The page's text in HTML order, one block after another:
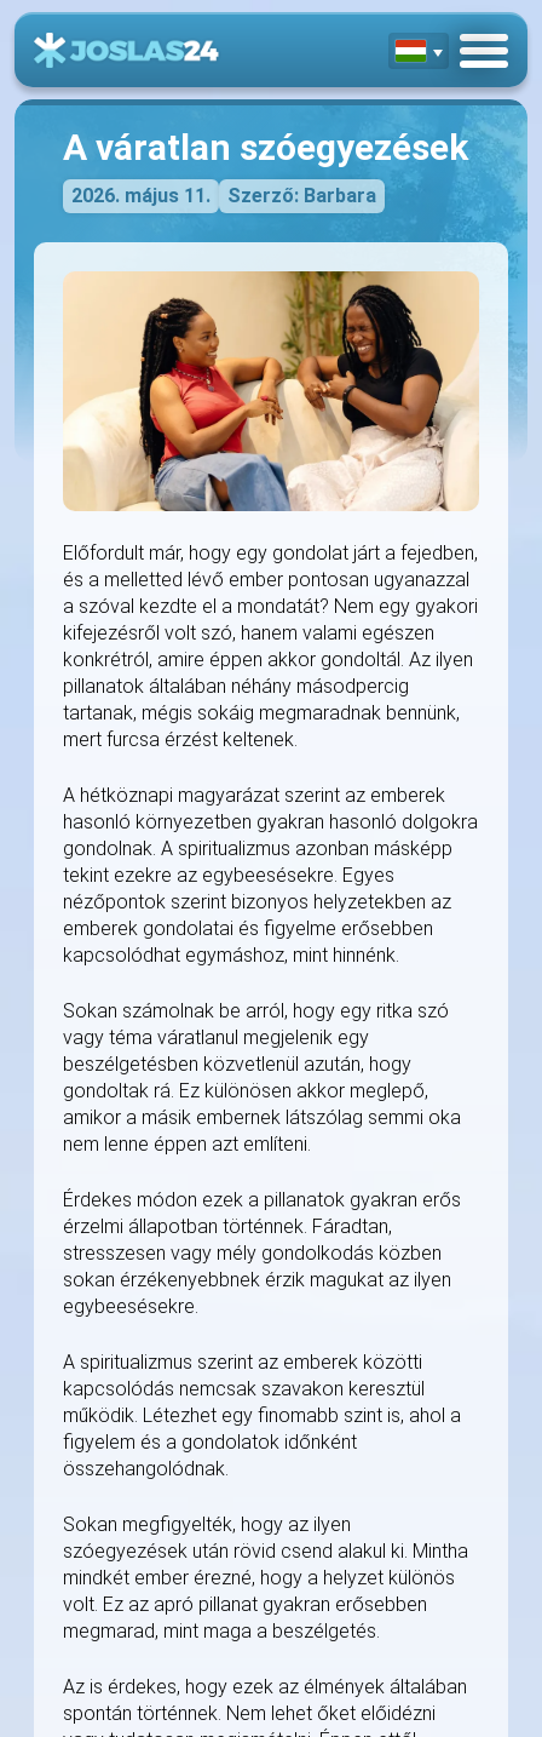
A váratlan szóegyezések
2026. május 11. Szerző: Barbara
Előfordult már, hogy egy gondolat járt a fejedben,
és a melletted lévő ember pontosan ugyanazzal
a szóval kezdte el a mondatát? Nem egy gyakori
kifejezésről volt szó, hanem valami egészen
konkrétról, amire éppen akkor gondoltál. Az ilyen
pillanatok általában néhány másodpercig
tartanak, mégis sokáig megmaradnak bennünk,
mert furcsa érzést keltenek.
A hétköznapi magyarázat szerint az emberek
hasonló környezetben gyakran hasonló dolgokra
gondolnak. A spiritualizmus azonban másképp
tekint ezekre az egybeesésekre. Egyes
nézőpontok szerint bizonyos helyzetekben az
emberek gondolatai és figyelme erősebben
kapcsolódhat egymáshoz, mint hinnénk.
Sokan számolnak be arról, hogy egy ritka szó
vagy téma váratlanul megjelenik egy
beszélgetésben közvetlenül azután, hogy
gondoltak rá. Ez különösen akkor meglepő,
amikor a másik embernek látszólag semmi oka
nem lenne éppen azt említeni.
Érdekes módon ezek a pillanatok gyakran erős
érzelmi állapotban történnek. Fáradtan,
stresszesen vagy mély gondolkodás közben
sokan érzékenyebbnek érzik magukat az ilyen
egybeesésekre.
A spiritualizmus szerint az emberek közötti
kapcsolódás nemcsak szavakon keresztül
működik. Létezhet egy finomabb szint is, ahol a
figyelem és a gondolatok időnként
összehangolódnak.
Sokan megfigyelték, hogy az ilyen
szóegyezések után rövid csend alakul ki. Mintha
mindkét ember érezné, hogy a helyzet különös
volt. Ez az apró pillanat gyakran erősebben
megmarad, mint maga a beszélgetés.
Az is érdekes, hogy ezek az élmények általában
spontán történnek. Nem lehet őket előidézni